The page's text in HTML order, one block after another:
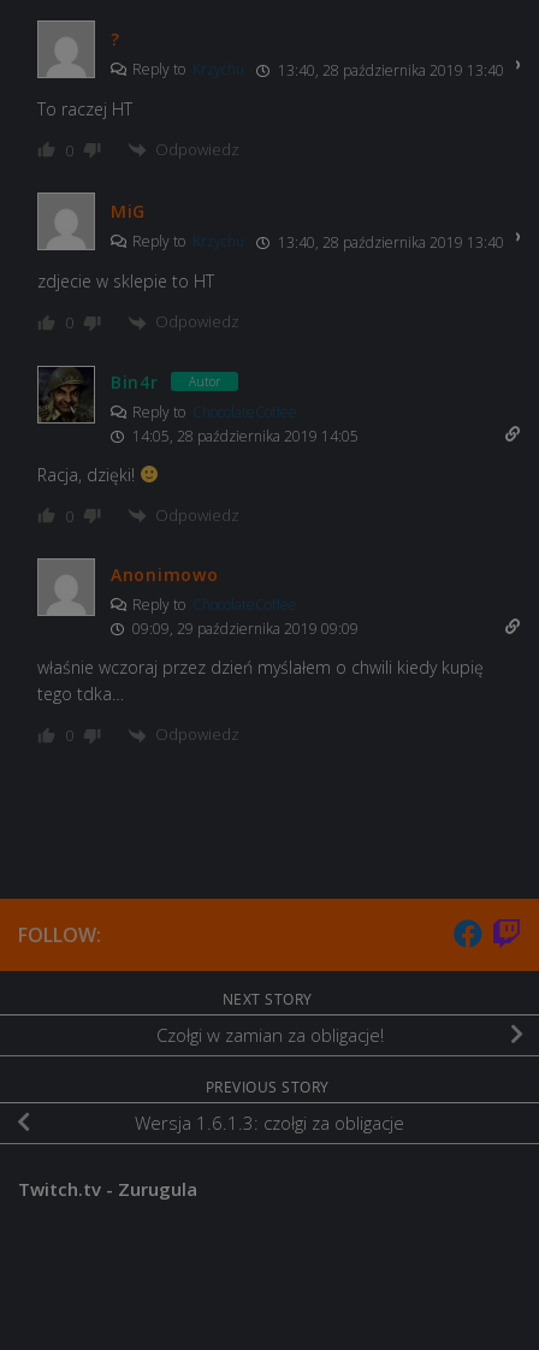
?
Reply to Krzychu 13:40, 28 października 2019 13:40
To raczej HT
0 Odpowiedz
MiG
Reply to Krzychu 13:40, 28 października 2019 13:40
zdjecie w sklepie to HT
0 Odpowiedz
Bin4r Autor
Reply to ChocolateCoffee
14:05, 28 października 2019 14:05
Racja, dzięki!
0 Odpowiedz
Anonimowo
Reply to ChocolateCoffee
09:09, 29 października 2019 09:09
właśnie wczoraj przez dzień myślałem o chwili kiedy kupię
tego tdka…
0 Odpowiedz
FOLLOW:
NEXT STORY
Czołgi w zamian za obligacje!
PREVIOUS STORY
Wersja 1.6.1.3: czołgi za obligacje
Twitch.tv - Zurugula